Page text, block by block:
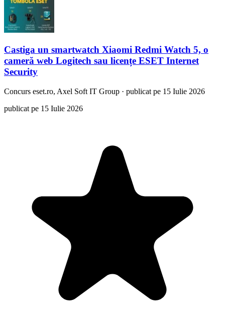
Castiga un smartwatch Xiaomi Redmi Watch 5, o
cameră web Logitech sau licențe ESET Internet
Security
Concurs eset.ro, Axel Soft IT Group · publicat pe 15 Iulie 2026
publicat pe 15 Iulie 2026